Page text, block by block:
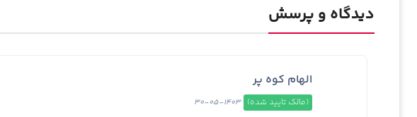
دیدگاه و پرسش
الهام کوه پر
(مالک تایید شده) 1403-05-30